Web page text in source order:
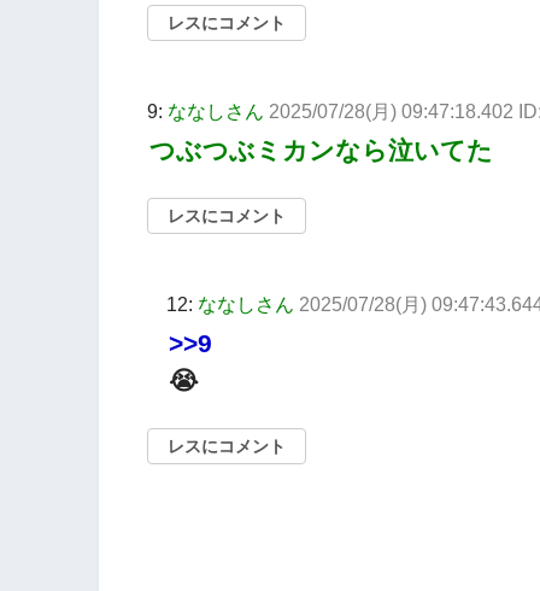
レスにコメント
9: ななしさん 2025/07/28(月) 09:47:18.402
つぶつぶミカンなら泣いてた
レスにコメント
12: ななしさん 2025/07/28(月)
>>9
😭
レスにコメント